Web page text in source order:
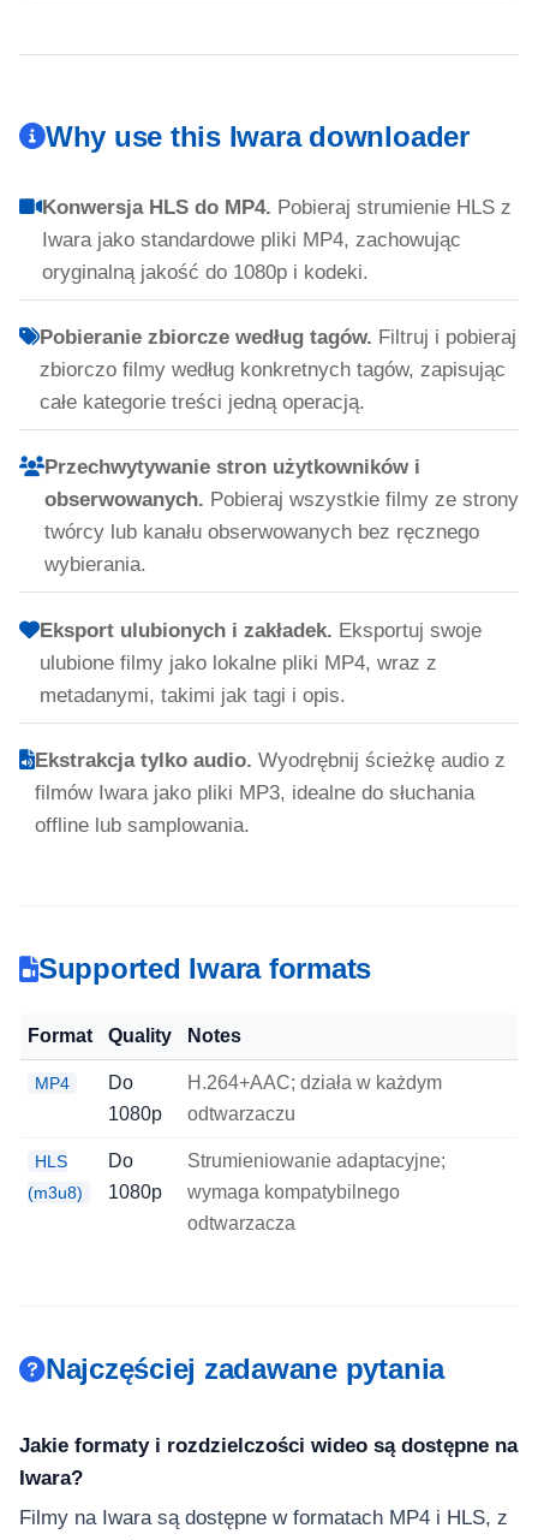
Why use this Iwara downloader
Konwersja HLS do MP4. Pobieraj strumienie HLS z
Iwara jako standardowe pliki MP4, zachowując
oryginalną jakość do 1080p i kodeki.
Pobieranie zbiorcze według tagów. Filtruj i pobieraj
zbiorczo filmy według konkretnych tagów, zapisując
całe kategorie treści jedną operacją.
Przechwytywanie stron użytkowników i
obserwowanych. Pobieraj wszystkie filmy ze strony
twórcy lub kanału obserwowanych bez ręcznego
wybierania.
Eksport ulubionych i zakładek. Eksportuj swoje
ulubione filmy jako lokalne pliki MP4, wraz z
metadanymi, takimi jak tagi i opis.
Ekstrakcja tylko audio. Wyodrębnij ścieżkę audio z
filmów Iwara jako pliki MP3, idealne do słuchania
offline lub samplowania.
Supported Iwara formats
Format Quality Notes
MP4
Do
1080p
H.264+AAC; działa w każdym
odtwarzaczu
HLS
(m3u8)
Do
1080p
Strumieniowanie adaptacyjne;
wymaga kompatybilnego
odtwarzacza
Najczęściej zadawane pytania
Jakie formaty i rozdzielczości wideo są dostępne na
Iwara?
Filmy na Iwara są dostępne w formatach MP4 i HLS, z